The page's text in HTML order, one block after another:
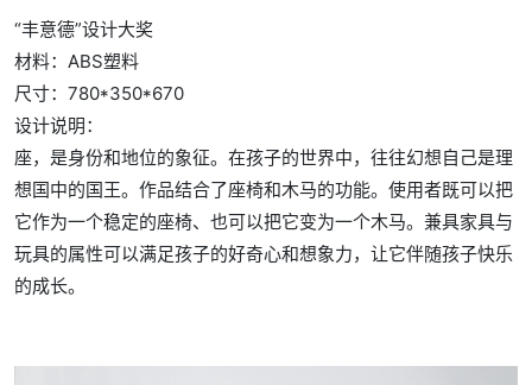
“丰意德”设计大奖
材料：ABS塑料
尺寸：780*350*670
设计说明：
座，是身份和地位的象征。在孩子的世界中，往往幻想自己是理
想国中的国王。作品结合了座椅和木马的功能。使用者既可以把
它作为一个稳定的座椅、也可以把它变为一个木马。兼具家具与
玩具的属性可以满足孩子的好奇心和想象力，让它伴随孩子快乐
的成长。